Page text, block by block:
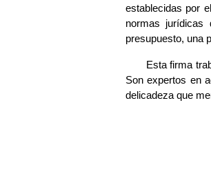
establecidas por
normas jurídicas
presupuesto, una
Esta firma
Son expertos en
delicadeza que